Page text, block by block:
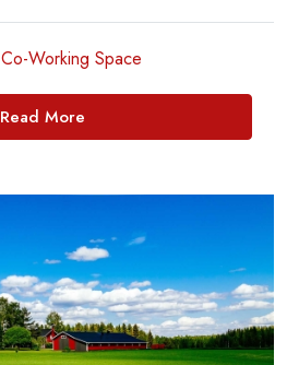
Co-Working Space
Read More